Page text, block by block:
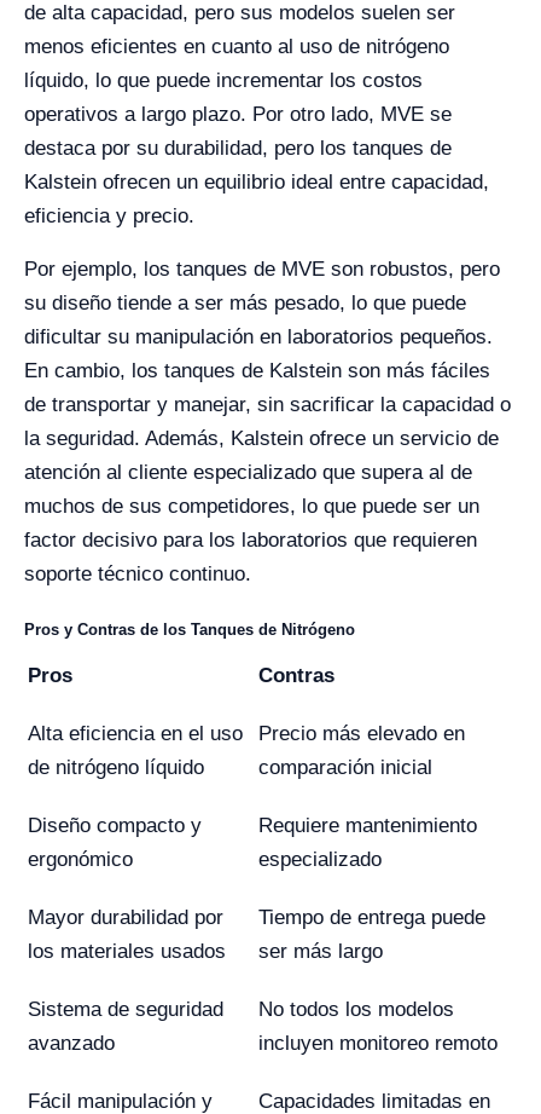
de alta capacidad, pero sus modelos suelen ser
menos eficientes en cuanto al uso de nitrógeno
líquido, lo que puede incrementar los costos
operativos a largo plazo. Por otro lado, MVE se
destaca por su durabilidad, pero los tanques de
Kalstein ofrecen un equilibrio ideal entre capacidad,
eficiencia y precio.
Por ejemplo, los tanques de MVE son robustos, pero
su diseño tiende a ser más pesado, lo que puede
dificultar su manipulación en laboratorios pequeños.
En cambio, los tanques de Kalstein son más fáciles
de transportar y manejar, sin sacrificar la capacidad o
la seguridad. Además, Kalstein ofrece un servicio de
atención al cliente especializado que supera al de
muchos de sus competidores, lo que puede ser un
factor decisivo para los laboratorios que requieren
soporte técnico continuo.
Pros y Contras de los Tanques de Nitrógeno
Pros Contras
Alta eficiencia en el uso
de nitrógeno líquido
Precio más elevado en
comparación inicial
Diseño compacto y
ergonómico
Requiere mantenimiento
especializado
Mayor durabilidad por
los materiales usados
Tiempo de entrega puede
ser más largo
Sistema de seguridad
avanzado
No todos los modelos
incluyen monitoreo remoto
Fácil manipulación y
Capacidades limitadas en